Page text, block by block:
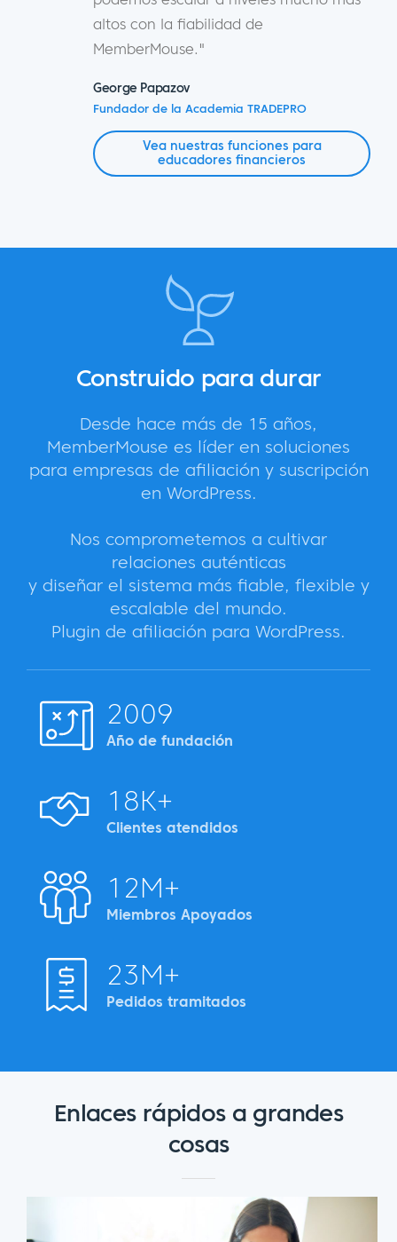
altos con la fiabilidad de
MemberMouse."
George Papazov
Fundador de la Academia TRADEPRO
Vea nuestras funciones para
educadores financieros
Construido para durar
Desde hace más de 15 años,
MemberMouse es líder en soluciones
para empresas de afiliación y suscripción
en WordPress.
Nos comprometemos a cultivar
relaciones auténticas
y diseñar el sistema más fiable, flexible y
escalable del mundo.
Plugin de afiliación para WordPress.
2009
Año de fundación
18K+
Clientes atendidos
12M+
Miembros Apoyados
23M+
Pedidos tramitados
Enlaces rápidos a grandes
cosas